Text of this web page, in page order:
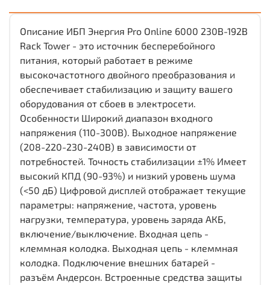
Описание ИБП Энергия Pro Online 6000 230В-192В
Rack Tower - это источник бесперебойного
питания, который работает в режиме
высокочастотного двойного преобразования и
обеспечивает стабилизацию и защиту вашего
оборудования от сбоев в электросети.
Особенности Широкий диапазон входного
напряжения (110-300В). Выходное напряжение
(208-220-230-240В) в зависимости от
потребностей. Точность стабилизации ±1% Имеет
высокий КПД (90-93%) и низкий уровень шума
(<50 дБ) Цифровой дисплей отображает текущие
параметры: напряжение, частота, уровень
нагрузки, температура, уровень заряда АКБ,
включение/выключение. Входная цепь -
клеммная колодка. Выходная цепь - клеммная
колодка. Подключение внешних батарей -
разъём Андерсон. Встроенные средства защиты